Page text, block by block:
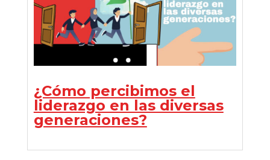
¿Cómo percibimos el
liderazgo en las diversas
generaciones?